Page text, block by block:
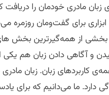
زبان مادری خودمان را دریافت
برای گفت‌ومان روزمره
از همه‌گیرترین بخش
و آگاهی دادن زبان هم یکی
کاربردهای زبان. زبان مادری
دارد. ما می‌دانیم که برای